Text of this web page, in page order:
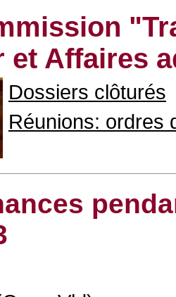
et Affaires
Dossiers clôturés
Réunions: ordres